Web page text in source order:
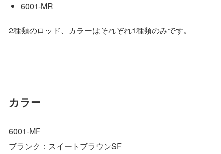
6001-MR
2種類のロッド、カラーはそれぞれ1種類のみです。
カラー
6001-MF
ブランク：スイートブラウンSF